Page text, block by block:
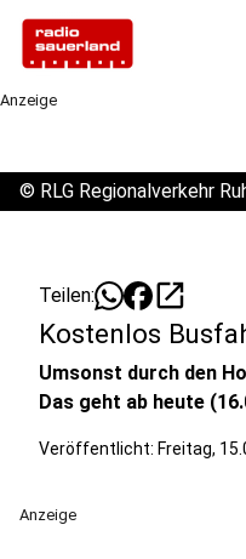
Anzeige
© RLG Regionalverkehr
Teilen: open_in_new
Kostenlos
Umsonst durch den
Das geht ab heute
Veröffentlicht: Freitag,
Anzeige